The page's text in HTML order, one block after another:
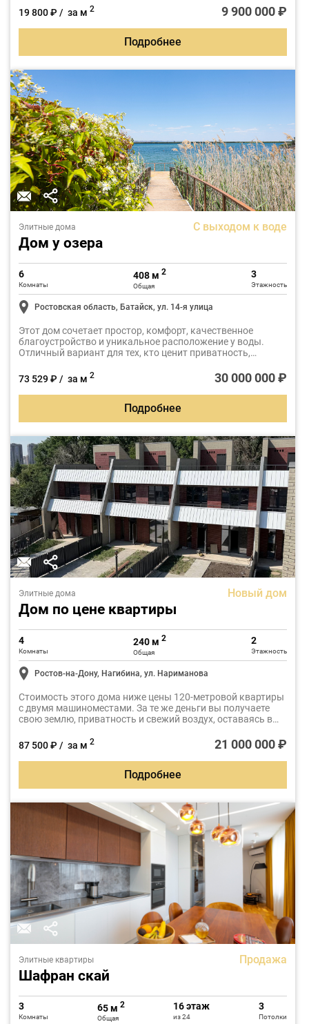
19 800 ₽ / за м 2 9 900 000 ₽
Подробнее
Элитные дома С выходом к воде
Дом у озера
6
Комнаты
408 м 2
Общая
3
Этажность
Ростовская область, Батайск, ул. 14-я улица
Этот дом сочетает простор, комфорт, качественное
благоустройство и уникальное расположение у воды.
Отличный вариант для тех, кто ценит приватность,
73 529 ₽ / за м 2 30 000 000 ₽
Подробнее
Элитные дома Новый дом
Дом по цене квартиры
4
Комнаты
240 м 2
Общая
2
Этажность
Ростов-на-Дону, Нагибина, ул. Нариманова
Стоимость этого дома ниже цены 120-метровой квартиры
с двумя машиноместами. За те же деньги вы получаете
свою землю, приватность и свежий воздух, оставаясь в
87 500 ₽ / за м 2 21 000 000 ₽
Подробнее
Элитные квартиры Продажа
Шафран скай
3
Комнаты
65 м 2
Общая
16 этаж
из 24
3
Потолки